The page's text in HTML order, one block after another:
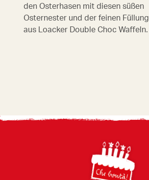
den Osterhasen mit diesen süßen
Osternester und der feinen Füllung
aus Loacker Double Choc Waffeln.